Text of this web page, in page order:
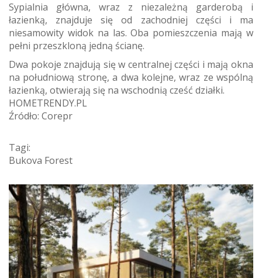
Sypialnia główna, wraz z niezależną garderobą i
łazienką, znajduje się od zachodniej części i ma
niesamowity widok na las. Oba pomieszczenia mają w
pełni przeszkloną jedną ścianę.
Dwa pokoje znajdują się w centralnej części i mają okna
na południową stronę, a dwa kolejne, wraz ze wspólną
łazienką, otwierają się na wschodnią cześć działki.
HOMETRENDY.PL
Źródło: Corepr
Tagi:
Bukova Forest